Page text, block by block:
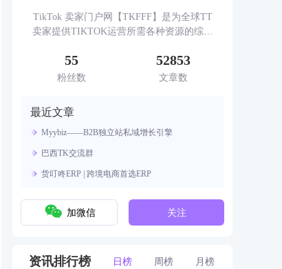
TikTok 卖家门户网【TKFFF】是为全球TT
卖家提供TIKTOK运营所需各种资源的综合
坛、社群、活动、人脉、货盘、教学等必备
55
粉丝数
52853
文章数
最近文章
Myybiz——B2B独立站私域增长引擎
巴西TK交流群
货叮咚ERP | 跨境电商首选ERP
加微信 关注
资讯排行榜 日榜 周榜 月榜